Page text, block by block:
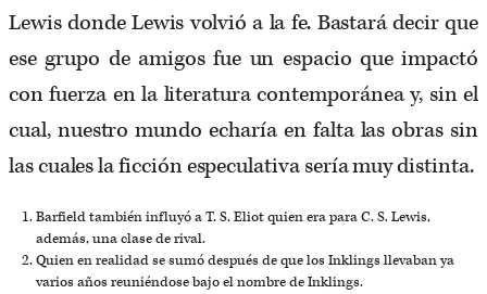
Lewis donde Lewis volvió a la fe. Bastará decir que
ese grupo de amigos fue un espacio que impactó
con fuerza en la literatura contemporánea y, sin el
cual, nuestro mundo echaría en falta las obras sin
las cuales la ficción especulativa sería muy distinta.
Barfield también influyó a T. S. Eliot quien era para C. S. Lewis,
además, una clase de rival.
Quien en realidad se sumó después de que los Inklings llevaban ya
varios años reuniéndose bajo el nombre de Inklings.